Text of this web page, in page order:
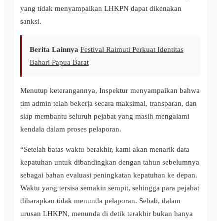
yang tidak menyampaikan LHKPN dapat dikenakan
sanksi.
Berita Lainnya Festival Raimuti Perkuat Identitas
Bahari Papua Barat
Menutup keterangannya, Inspektur menyampaikan bahwa
tim admin telah bekerja secara maksimal, transparan, dan
siap membantu seluruh pejabat yang masih mengalami
kendala dalam proses pelaporan.
“Setelah batas waktu berakhir, kami akan menarik data
kepatuhan untuk dibandingkan dengan tahun sebelumnya
sebagai bahan evaluasi peningkatan kepatuhan ke depan.
Waktu yang tersisa semakin sempit, sehingga para pejabat
diharapkan tidak menunda pelaporan. Sebab, dalam
urusan LHKPN, menunda di detik terakhir bukan hanya